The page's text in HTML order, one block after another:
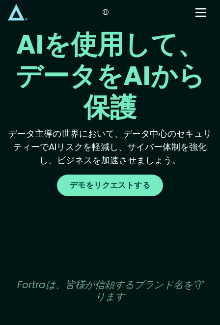
main
content
AIを使用して、
データをAIから
保護
データ主導の世界において、データ中心のセキュリ
ティーでAIリスクを軽減し、サイバー体制を強化
し、ビジネスを加速させましょう。
デモをリクエストする
Fortraは、皆様が信頼するブランド名を守
ります